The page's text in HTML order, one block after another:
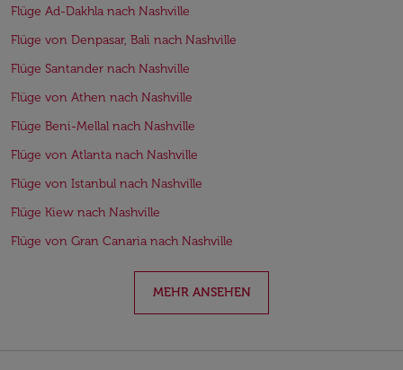
Flüge Ad-Dakhla nach Nashville
Flüge von Denpasar, Bali nach Nashville
Flüge Santander nach Nashville
Flüge von Athen nach Nashville
Flüge Beni-Mellal nach Nashville
Flüge von Atlanta nach Nashville
Flüge von Istanbul nach Nashville
Flüge Kiew nach Nashville
Flüge von Gran Canaria nach Nashville
MEHR ANSEHEN